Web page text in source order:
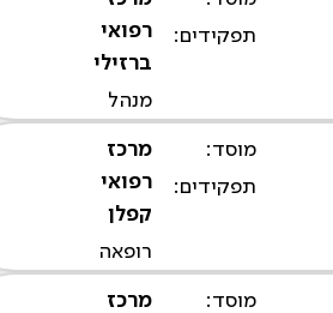
לגידולי ראש
צוואר
של ראש
וצוואר
תפקידים:
רפואי
ברזילי
מנהל
מוסד:
תפקידים:
מרכז
רפואי
קפלן
רופאה
מוסד:
מרכז